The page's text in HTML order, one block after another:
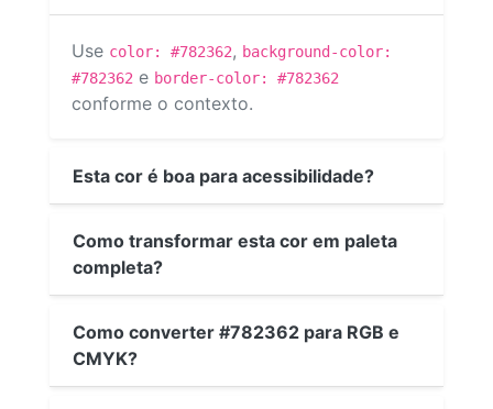
Use color: #782362, background-color:
#782362 e border-color: #782362
conforme o contexto.
Esta cor é boa para acessibilidade?
Como transformar esta cor em paleta
completa?
Como converter #782362 para RGB e
CMYK?